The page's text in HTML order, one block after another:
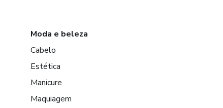
Moda e beleza
Cabelo
Estética
Manicure
Maquiagem